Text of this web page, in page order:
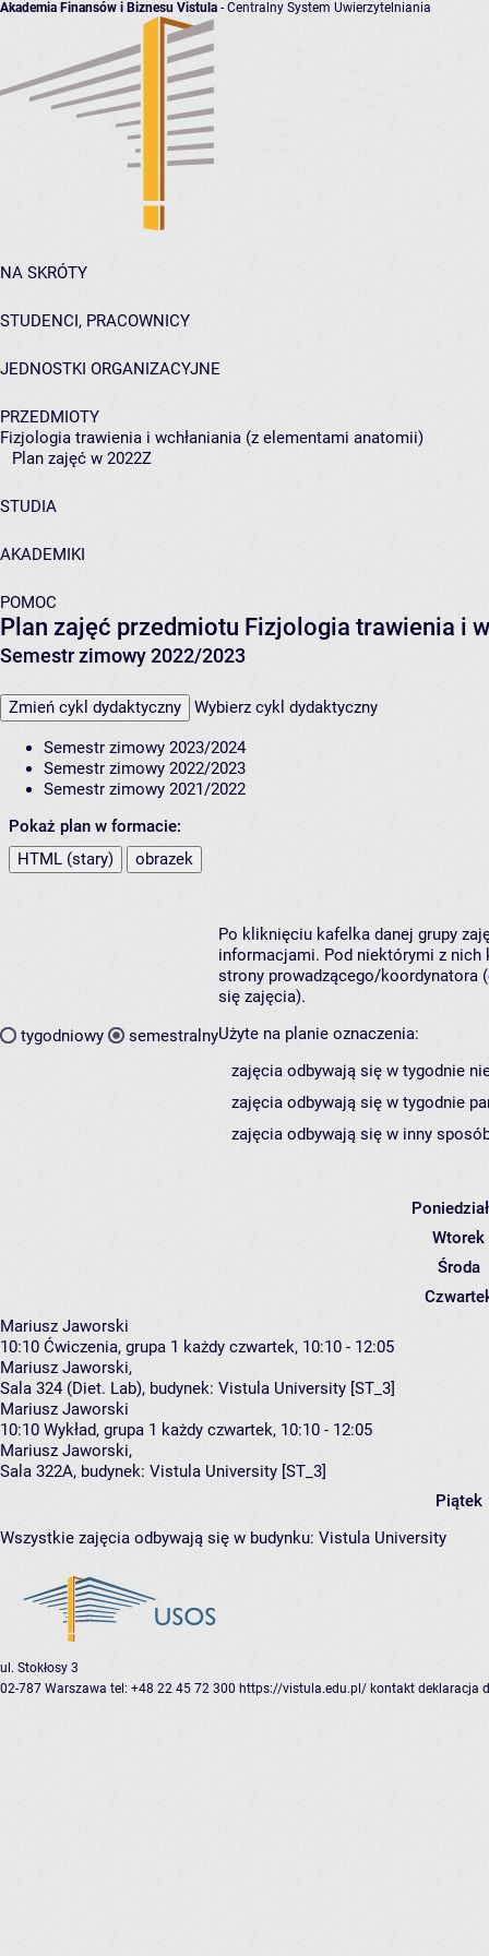
Akademia Finansów i Biznesu Vistula - Centralny System Uwierzytelniania
NA SKRÓTY
STUDENCI, PRACOWNICY
JEDNOSTKI ORGANIZACYJNE
PRZEDMIOTY
Fizjologia trawienia i wchłaniania (z elementami anatomii)
Plan zajęć w 2022Z
STUDIA
AKADEMIKI
POMOC
Plan zajęć przedmiotu Fizjologia trawienia i
Semestr zimowy 2022/2023
Zmień cykl dydaktyczny Wybierz cykl dydaktyczny
Semestr zimowy 2023/2024
Semestr zimowy 2022/2023
Semestr zimowy 2021/2022
Pokaż plan w formacie:
HTML (stary)
obrazek
tygodniowy semestralny
Po kliknięciu kafelka danej grupy
informacjami. Pod niektórymi z nich
strony prowadzącego/koordynatora
się zajęcia).
Użyte na planie oznaczenia:
zajęcia odbywają się w tygodnie
zajęcia odbywają się w tygodnie
zajęcia odbywają się w inny
Wtorek
Środa
Mariusz Jaworski
10:10 Ćwiczenia, grupa 1 każdy czwartek, 10:10 - 12:05
Mariusz Jaworski,
Sala 324 (Diet. Lab), budynek: Vistula University [ST_3]
Mariusz Jaworski
10:10 Wykład, grupa 1 każdy czwartek, 10:10 - 12:05
Mariusz Jaworski,
Sala 322A, budynek: Vistula University [ST_3]
Piątek
Wszystkie zajęcia odbywają się w budynku: Vistula University
ul. Stokłosy 3
02-787 Warszawa tel: +48 22 45 72 300 https://vistula.edu.pl/ kontakt deklaracja